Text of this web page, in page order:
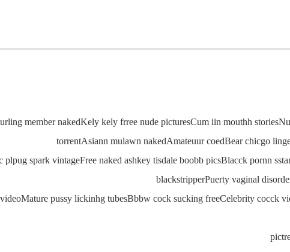
member nakedKely kely frree nude picturesCum iin mouthh
torrentAsiann mulawn nakedAmateuur coedBear chicgo
plpug spark vintageFree naked ashkey tisdale boobb picsBlacck pornn
blackstripperPuerty vaginal
videoMature pussy lickinhg tubesBbbw cock sucking freeCelebrity cocck